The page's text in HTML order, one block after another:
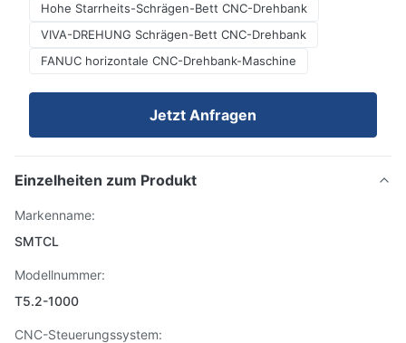
Hohe Starrheits-Schrägen-Bett CNC-Drehbank
VIVA-DREHUNG Schrägen-Bett CNC-Drehbank
FANUC horizontale CNC-Drehbank-Maschine
Jetzt Anfragen
Einzelheiten zum Produkt
Markenname:
SMTCL
Modellnummer:
T5.2-1000
CNC-Steuerungssystem: